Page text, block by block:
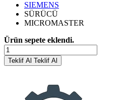
SIEMENS
SÜRÜCÜ
MICROMASTER
Ürün sepete eklendi.
Teklif Al Teklif Al